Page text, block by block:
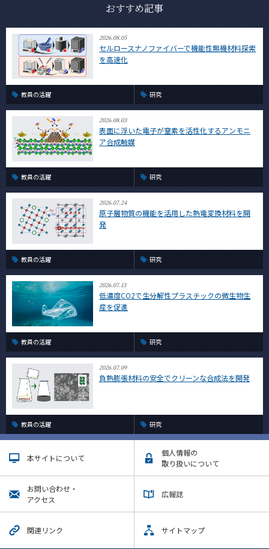
おすすめ記事
2026.08.05
セルロースナノファイバーで機能性無機材料探索
を高速化
教員の活躍 研究
2026.08.03
表面に浮いた電子が窒素を活性化するアンモニ
ア合成触媒
教員の活躍 研究
2026.07.24
原子層物質の機能を活用した熱電変換材料を開
発
教員の活躍 研究
2026.07.13
低濃度CO2で生分解性プラスチックの微生物生
産を促進
教員の活躍 研究
2026.07.09
負熱膨張材料の安全でクリーンな合成法を開発
教員の活躍 研究
本サイトについて
個人情報の
取り扱いについて
お問い合わせ・
アクセス
広報誌
関連リンク サイトマップ